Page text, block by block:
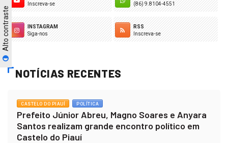
Alto contraste
Inscreva-se
(86) 9.8104-4551
INSTAGRAM
Siga-nos
RSS
Inscreva-se
NOTÍCIAS RECENTES
CASTELO DO PIAUÍ POLÍTICA
Prefeito Júnior Abreu, Magno Soares e Anyara
Santos realizam grande encontro político em
Castelo do Piauí